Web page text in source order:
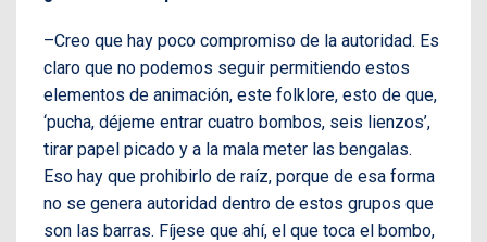
–Creo que hay poco compromiso de la autoridad. Es
claro que no podemos seguir permitiendo estos
elementos de animación, este folklore, esto de que,
‘pucha, déjeme entrar cuatro bombos, seis lienzos’,
tirar papel picado y a la mala meter las bengalas.
Eso hay que prohibirlo de raíz, porque de esa forma
no se genera autoridad dentro de estos grupos que
son las barras. Fíjese que ahí, el que toca el bombo,